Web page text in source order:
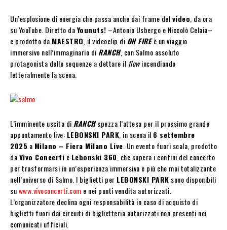
Un’esplosione di energia che passa anche dai frame delvideo , da ora
su YouTube. Diretto daYounuts! –Antonio Usbergo e Niccolò Celaia–
e prodotto da MAESTRO , il videoclip di ON FIREè un viaggio
immersivo nell’immaginario di RANCH, con Salmo assoluto
protagonista delle sequenze a dettare il flowincendiando
letteralmente la scena.
L’imminente uscita di RANCHspezza l’attesa per il prossimo grande
appuntamento live: LEBONSKI PARK , in scena il 6 settembre
2025 a Milano – Fiera Milano Live . Un evento fuori scala, prodotto
daVivo Concerti e Lebonski 360 , che supera i confini del concerto
per trasformarsi in un’esperienza immersiva e più che mai totalizzante
nell’universo di Salmo. I biglietti per LEBONSKI PARK sono disponibili
suwww.vivoconcerti.com e nei punti vendita autorizzati.
L’organizzatore declina ogni responsabilità in caso di acquisto di
biglietti fuori dai circuiti di biglietteria autorizzati non presenti nei
comunicati ufficiali.